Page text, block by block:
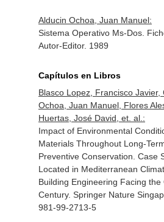
Alducin Ochoa, Juan Manuel:
Sistema Operativo Ms-Dos.
Autor-Editor. 1989
Capítulos en Libros
Blasco Lopez, Francisco Javier,
Ochoa, Juan Manuel, Flores
Huertas, José David, et. al.:
Impact of Environmental
Materials Throughout Long-
Preventive Conservation. Case
Located in Mediterranean
Building Engineering Facing
Century. Springer Nature
981-99-2713-5